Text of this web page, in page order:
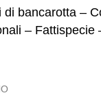
bancarotta –
–